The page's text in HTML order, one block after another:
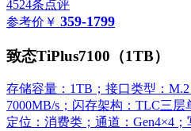
4524条点评
参考价 ￥ 359-1799
致态TiPlus7100（1TB）
存储容量：1TB；接口类型：M.2
7000MB/s；闪存架构：TLC三
定位：消费类；通道：Gen4×4；